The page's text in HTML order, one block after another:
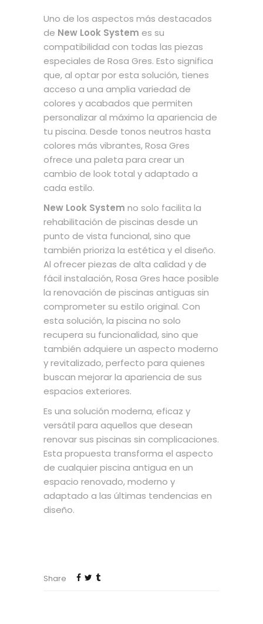
Uno de los aspectos más destacados
de New Look System es su
compatibilidad con todas las piezas
especiales de Rosa Gres. Esto significa
que, al optar por esta solución, tienes
acceso a una amplia variedad de
colores y acabados que permiten
personalizar al máximo la apariencia de
tu piscina. Desde tonos neutros hasta
colores más vibrantes, Rosa Gres
ofrece una paleta para crear un
cambio de look total y adaptado a
cada estilo.
New Look System no solo facilita la
rehabilitación de piscinas desde un
punto de vista funcional, sino que
también prioriza la estética y el diseño.
Al ofrecer piezas de alta calidad y de
fácil instalación, Rosa Gres hace posible
la renovación de piscinas antiguas sin
comprometer su estilo original. Con
esta solución, la piscina no solo
recupera su funcionalidad, sino que
también adquiere un aspecto moderno
y revitalizado, perfecto para quienes
buscan mejorar la apariencia de sus
espacios exteriores.
Es una solución moderna, eficaz y
versátil para aquellos que desean
renovar sus piscinas sin complicaciones.
Esta propuesta transforma el aspecto
de cualquier piscina antigua en un
espacio renovado, moderno y
adaptado a las últimas tendencias en
diseño.
Share